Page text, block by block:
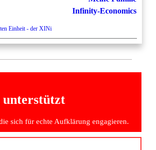
Infinity-Economics
Einheit - der XINi
sich für echte Aufklärung engagieren.